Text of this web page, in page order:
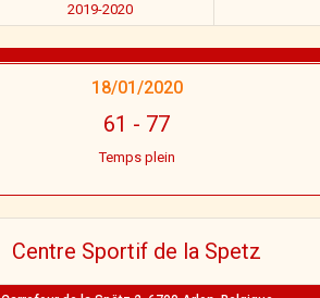
2019-2020
18/01/2020
61 - 77
Temps plein
Centre Sportif de la Spetz